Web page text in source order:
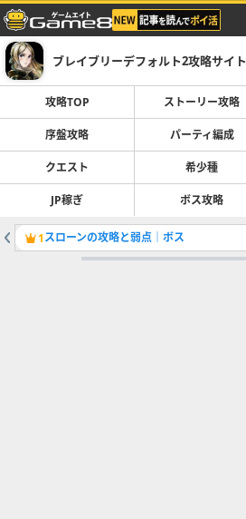
ブレイブリーデフォルト2攻略サイト
攻略TOP ストーリー攻略
序盤攻略 パーティ編成
クエスト 希少種
JP稼ぎ ボス攻略
1スローンの攻略と弱点｜ボス